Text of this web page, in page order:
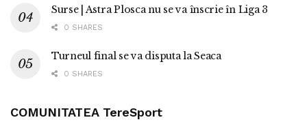
Surse | Astra Plosca nu se va înscrie în Liga 3
0 SHARES
Turneul final se va disputa la Seaca
0 SHARES
COMUNITATEA TereSport